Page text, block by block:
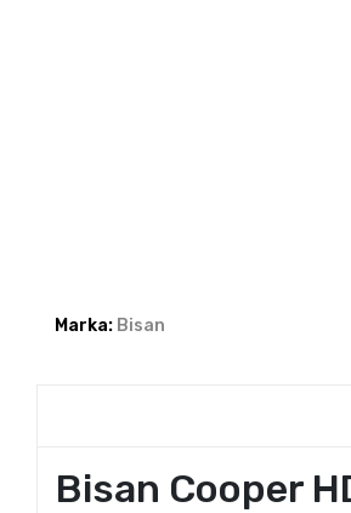
Marka: Bisan
Bisan Cooper